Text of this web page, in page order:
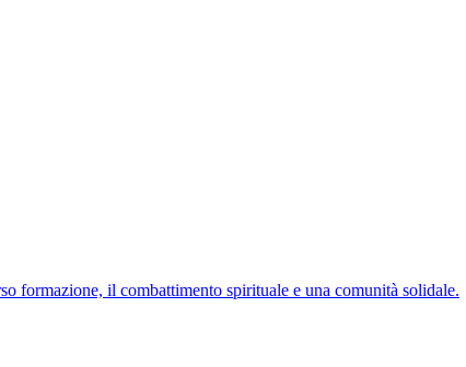
formazione, il combattimento spirituale e una comunità solidale.